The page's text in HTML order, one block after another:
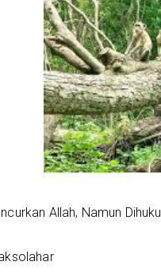
Allah, Namun